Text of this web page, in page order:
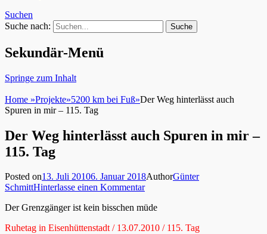
Suchen
Suche nach:
Sekundär-Menü
Springe zum Inhalt
Home »Projekte»5200 km bei Fuß»Der Weg hinterlässt auch
Spuren in mir – 115. Tag
Der Weg hinterlässt auch Spuren in mir –
115. Tag
Posted on13. Juli 20106. Januar 2018AuthorGünter
SchmittHinterlasse einen Kommentar
Der Grenzgänger ist kein bisschen müde
Ruhetag in Eisenhüttenstadt / 13.07.2010 / 115. Tag